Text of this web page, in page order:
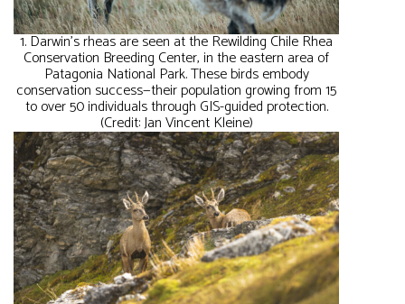
1. Darwin’s rheas are seen at the Rewilding Chile Rhea
Conservation Breeding Center, in the eastern area of
Patagonia National Park. These birds embody
conservation success—their population growing from 15
to over 50 individuals through GIS-guided protection.
(Credit: Jan Vincent Kleine)